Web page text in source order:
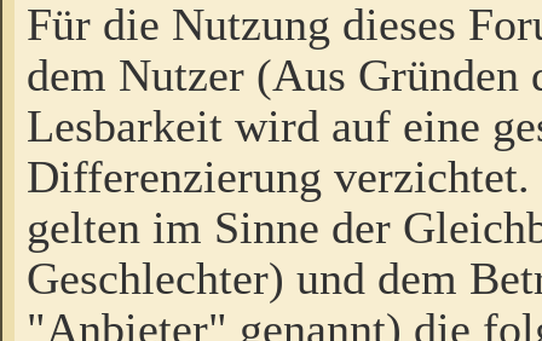
Für die Nutzung dieses
dem Nutzer (Aus Gründen
Lesbarkeit wird auf eine
Differenzierung
gelten im Sinne der
Geschlechter) und dem
"Anbieter" genannt) die